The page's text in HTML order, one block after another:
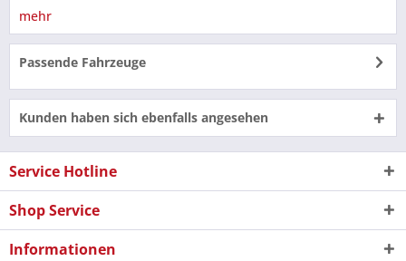
mehr
Passende Fahrzeuge
Kunden haben sich ebenfalls angesehen
Service Hotline
Shop Service
Informationen